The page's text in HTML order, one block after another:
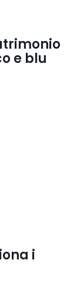
e blu
i